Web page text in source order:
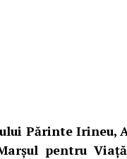
Părinte Irineu,
pentru